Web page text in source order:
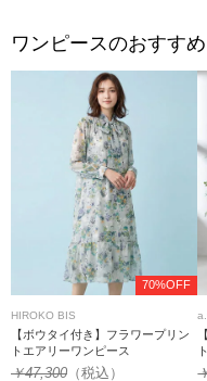
ワンピースのおすすめ
70%OFF
HIROKO BIS
【ボウタイ付き】フラワープリン
トエアリーワンピース
￥47,300 （税込）